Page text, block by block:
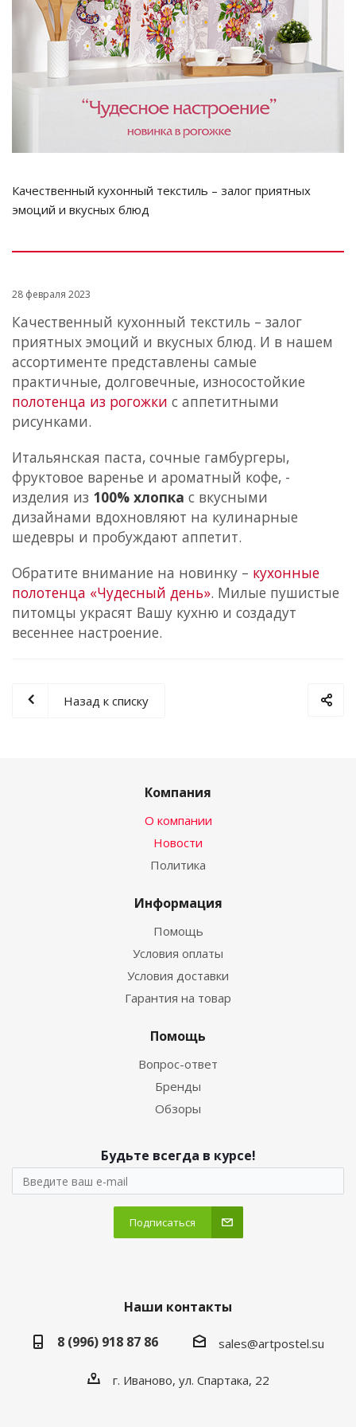
Качественный кухонный текстиль – залог приятных
эмоций и вкусных блюд
28 февраля 2023
Качественный кухонный текстиль – залог
приятных эмоций и вкусных блюд. И в нашем
ассортименте представлены самые
практичные, долговечные, износостойкие
полотенца из рогожки с аппетитными
рисунками.
Итальянская паста, сочные гамбургеры,
фруктовое варенье и ароматный кофе, -
изделия из 100% хлопка с вкусными
дизайнами вдохновляют на кулинарные
шедевры и пробуждают аппетит.
Обратите внимание на новинку – кухонные
полотенца «Чудесный день». Милые пушистые
питомцы украсят Вашу кухню и создадут
весеннее настроение.
Назад к списку
Компания
О компании
Новости
Политика
Информация
Помощь
Условия оплаты
Условия доставки
Гарантия на товар
Помощь
Вопрос-ответ
Бренды
Обзоры
Будьте всегда в курсе!
Подписаться
Наши контакты
8 (996) 918 87 86
sales@artpostel.su
г. Иваново, ул. Спартака, 22